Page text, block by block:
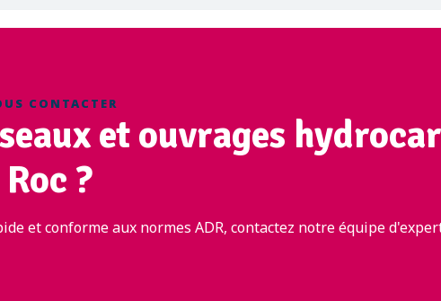
CONTACTER
et ouvrages
Roc ?
et conforme aux normes ADR, contactez notre équipe